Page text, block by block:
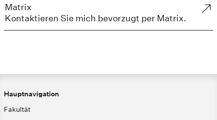
Matrix
Kontaktieren Sie mich bevorzugt per Matrix.
Hauptnavigation
Fakultät